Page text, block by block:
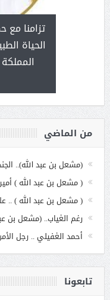
تزامنا مع
الحياة
آل شرمه:
على برامج
هي أساس
من الماضي
(مشعل بن عبد الله)..
( مشعل بن عبد الله )
( مشعل بن عبد الله ) ..
رغم الغياب.. (مشعل بن
أحمد الغفيلي .. رجل
تابعونا